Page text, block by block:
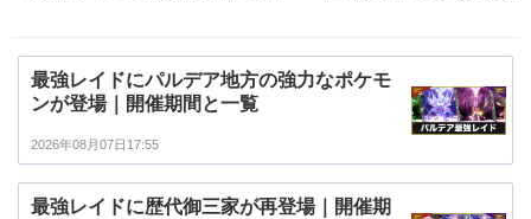
最強レイドにパルデア地方の強力なポケモ
ンが登場｜開催期間と一覧
2026年08月07日17:55
最強レイドに歴代御三家が再登場｜開催期